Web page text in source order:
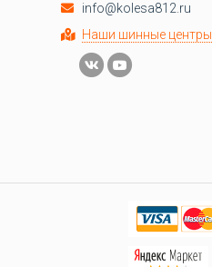
info@kolesa812.ru
Наши шинные центры